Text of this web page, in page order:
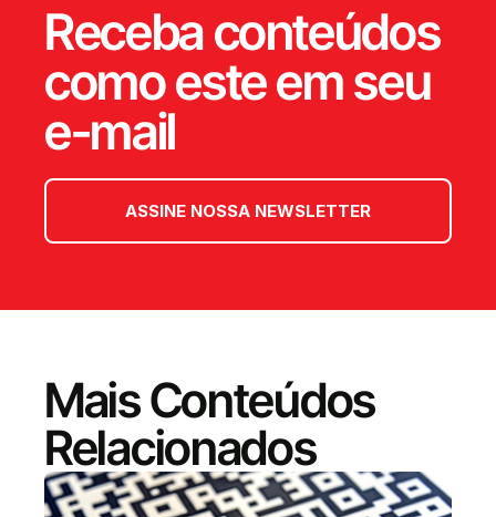
Receba conteúdos
como este em seu
e-mail
ASSINE NOSSA NEWSLETTER
Mais Conteúdos
Relacionados